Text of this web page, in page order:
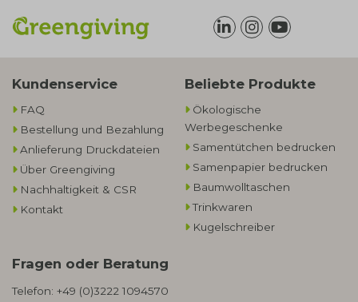
Kundenservice
FAQ
Bestellung und Bezahlung
Anlieferung Druckdateien
Über Greengiving
Nachhaltigkeit & CSR
Kontakt
Beliebte Produkte
Ökologische
Werbegeschenke​
Samentütchen bedrucken
Samenpapier bedrucken
Baumwolltaschen​
Trinkwaren
Kugelschreiber
Fragen oder Beratung
Telefon: +49 (0)3222 1094570